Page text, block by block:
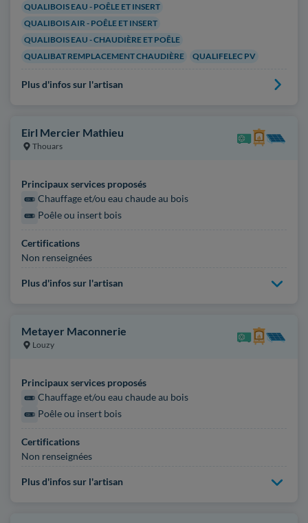
QUALIBOIS EAU - POÊLE ET INSERT
QUALIBOIS AIR - POÊLE ET INSERT
QUALIBOIS EAU - CHAUDIÈRE ET POÊLE
QUALIBAT REMPLACEMENT CHAUDIÈRE
QUALIFELEC PV
Plus d'infos sur l'artisan
Eirl Mercier Mathieu
Thouars
Principaux services proposés
Chauffage et/ou eau chaude au bois
Poêle ou insert bois
Certifications
Non renseignées
Plus d'infos sur l'artisan
Metayer Maconnerie
Louzy
Principaux services proposés
Chauffage et/ou eau chaude au bois
Poêle ou insert bois
Certifications
Non renseignées
Plus d'infos sur l'artisan